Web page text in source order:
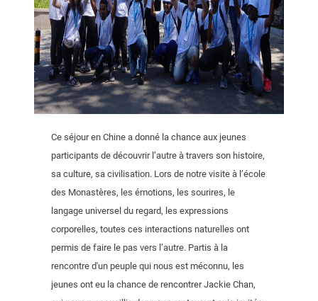
Ce séjour en Chine a donné la chance aux jeunes
participants de découvrir l’autre à travers son histoire,
sa culture, sa civilisation. Lors de notre visite à l’école
des Monastères, les émotions, les sourires, le
langage universel du regard, les expressions
corporelles, toutes ces interactions naturelles ont
permis de faire le pas vers l’autre. Partis à la
rencontre d'un peuple qui nous est méconnu, les
jeunes ont eu la chance de rencontrer Jackie Chan,